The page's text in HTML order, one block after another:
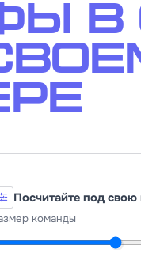
в
Посчитайте под
команды